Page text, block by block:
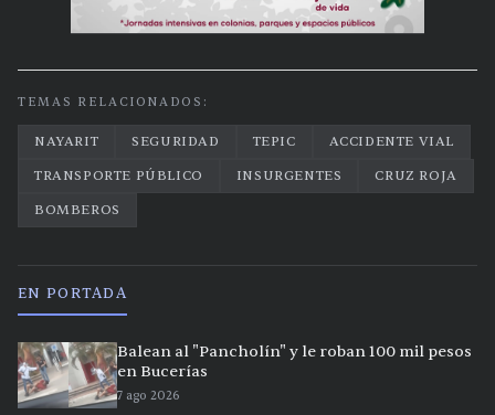
TEMAS RELACIONADOS:
NAYARIT SEGURIDAD TEPIC
ACCIDENTE VIAL
TRANSPORTE PÚBLICO
INSURGENTES
CRUZ ROJA
BOMBEROS
EN PORTADA
Balean al "Pancholín" y le roban 100 mil pesos
en Bucerías
7 ago 2026